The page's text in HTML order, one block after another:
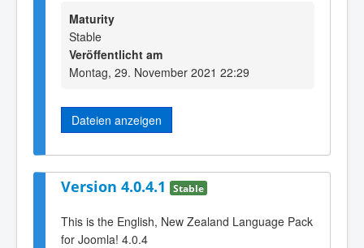
Maturity
Stable
Veröffentlicht am
Montag, 29. November 2021 22:29
Dateien anzeigen
Version 4.0.4.1 Stable
This is the English, New Zealand Language Pack
for Joomla! 4.0.4